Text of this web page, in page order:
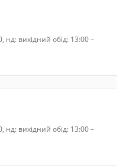
нд: вихідний обід: 13:00 –
нд: вихідний обід: 13:00 –